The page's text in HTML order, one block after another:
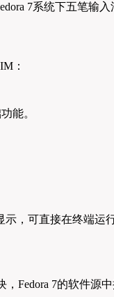
：
能。
，可直接在终端运
Fedora 7的软件源